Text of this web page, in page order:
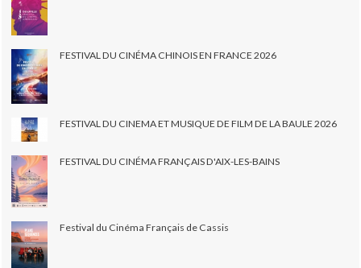
FESTIVAL DU CINÉMA CHINOIS EN FRANCE 2026
FESTIVAL DU CINEMA ET MUSIQUE DE FILM DE LA BAULE 2026
FESTIVAL DU CINÉMA FRANÇAIS D'AIX-LES-BAINS
Festival du Cinéma Français de Cassis